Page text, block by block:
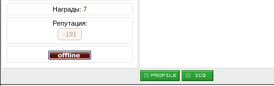
Награды: 7
Репутация:
-191